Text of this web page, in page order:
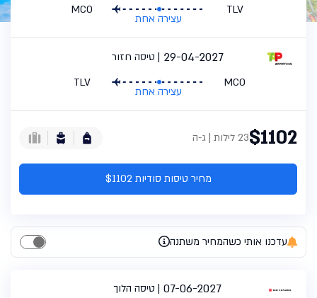
TLV
עצירה אחת
MCO
טיסה חזור 29-04-2027
MCO
עצירה אחת
TLV
$110223 לילות | ג-ה
מחיר טיסות סודיות $1102
עדכנו אותי כשהמחיר משתנה
טיסה הלוך
07-06-2027